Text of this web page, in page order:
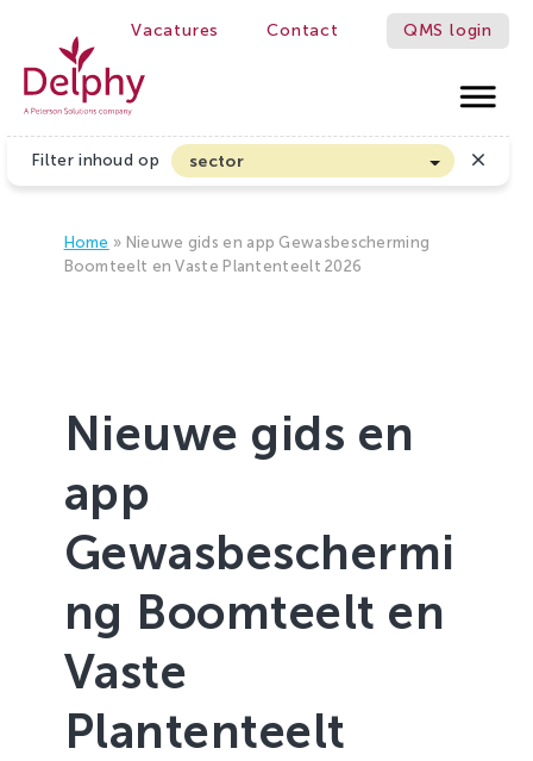
Vacatures Contact QMS login
DelphyWE MAKE GROWERS BETTER!
Filter inhoud op
sector
Biologische Land- en Tuinbouw
Glasgroenten
Zachtfruit
Home » Nieuwe gids en app Gewasbescherming
Boomteelt en Vaste Plantenteelt 2026
Nieuwe gids en
app
Gewasbeschermi
ng Boomteelt en
Vaste
Plantenteelt